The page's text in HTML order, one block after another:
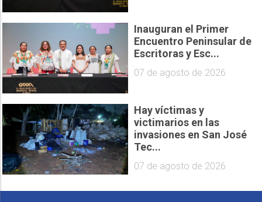
Inauguran el Primer
Encuentro Peninsular de
Escritoras y Esc...
07 de agosto de 2026
Hay víctimas y
victimarios en las
invasiones en San José
Tec...
07 de agosto de 2026